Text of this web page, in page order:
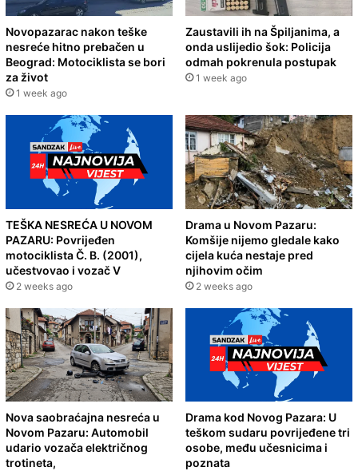
Novopazarac nakon teške
nesreće hitno prebačen u
Beograd: Motociklista se bori
za život
1 week ago
Zaustavili ih na Špiljanima, a
onda uslijedio šok: Policija
odmah pokrenula postupak
1 week ago
TEŠKA NESREĆA U NOVOM
PAZARU: Povrijeđen
motociklista Č. B. (2001),
učestvovao i vozač V
2 weeks ago
Drama u Novom Pazaru:
Komšije nijemo gledale kako
cijela kuća nestaje pred
njihovim očim
2 weeks ago
Nova saobraćajna nesreća u
Novom Pazaru: Automobil
udario vozača električnog
trotineta,
Drama kod Novog Pazara: U
teškom sudaru povrijeđene tri
osobe, među učesnicima i
poznata